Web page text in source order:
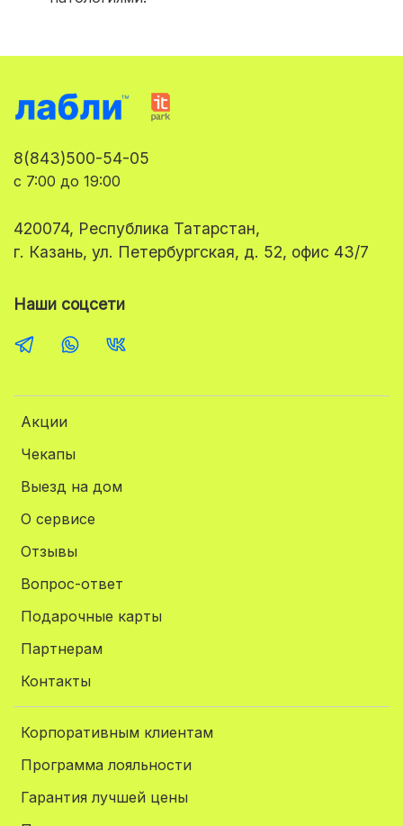
Акции
Чекапы
Выезд на дом
О сервисе
Отзывы
Вопрос-ответ
Подарочные карты
Партнерам
Контакты
Корпоративным клиентам
Программа лояльности
Гарантия лучшей цены
8(843)500-54-05
с 7:00 до 19:00
420074, Республика Татарстан,
г. Казань, ул. Петербургская, д. 52, офис 43/7
Наши соцсети